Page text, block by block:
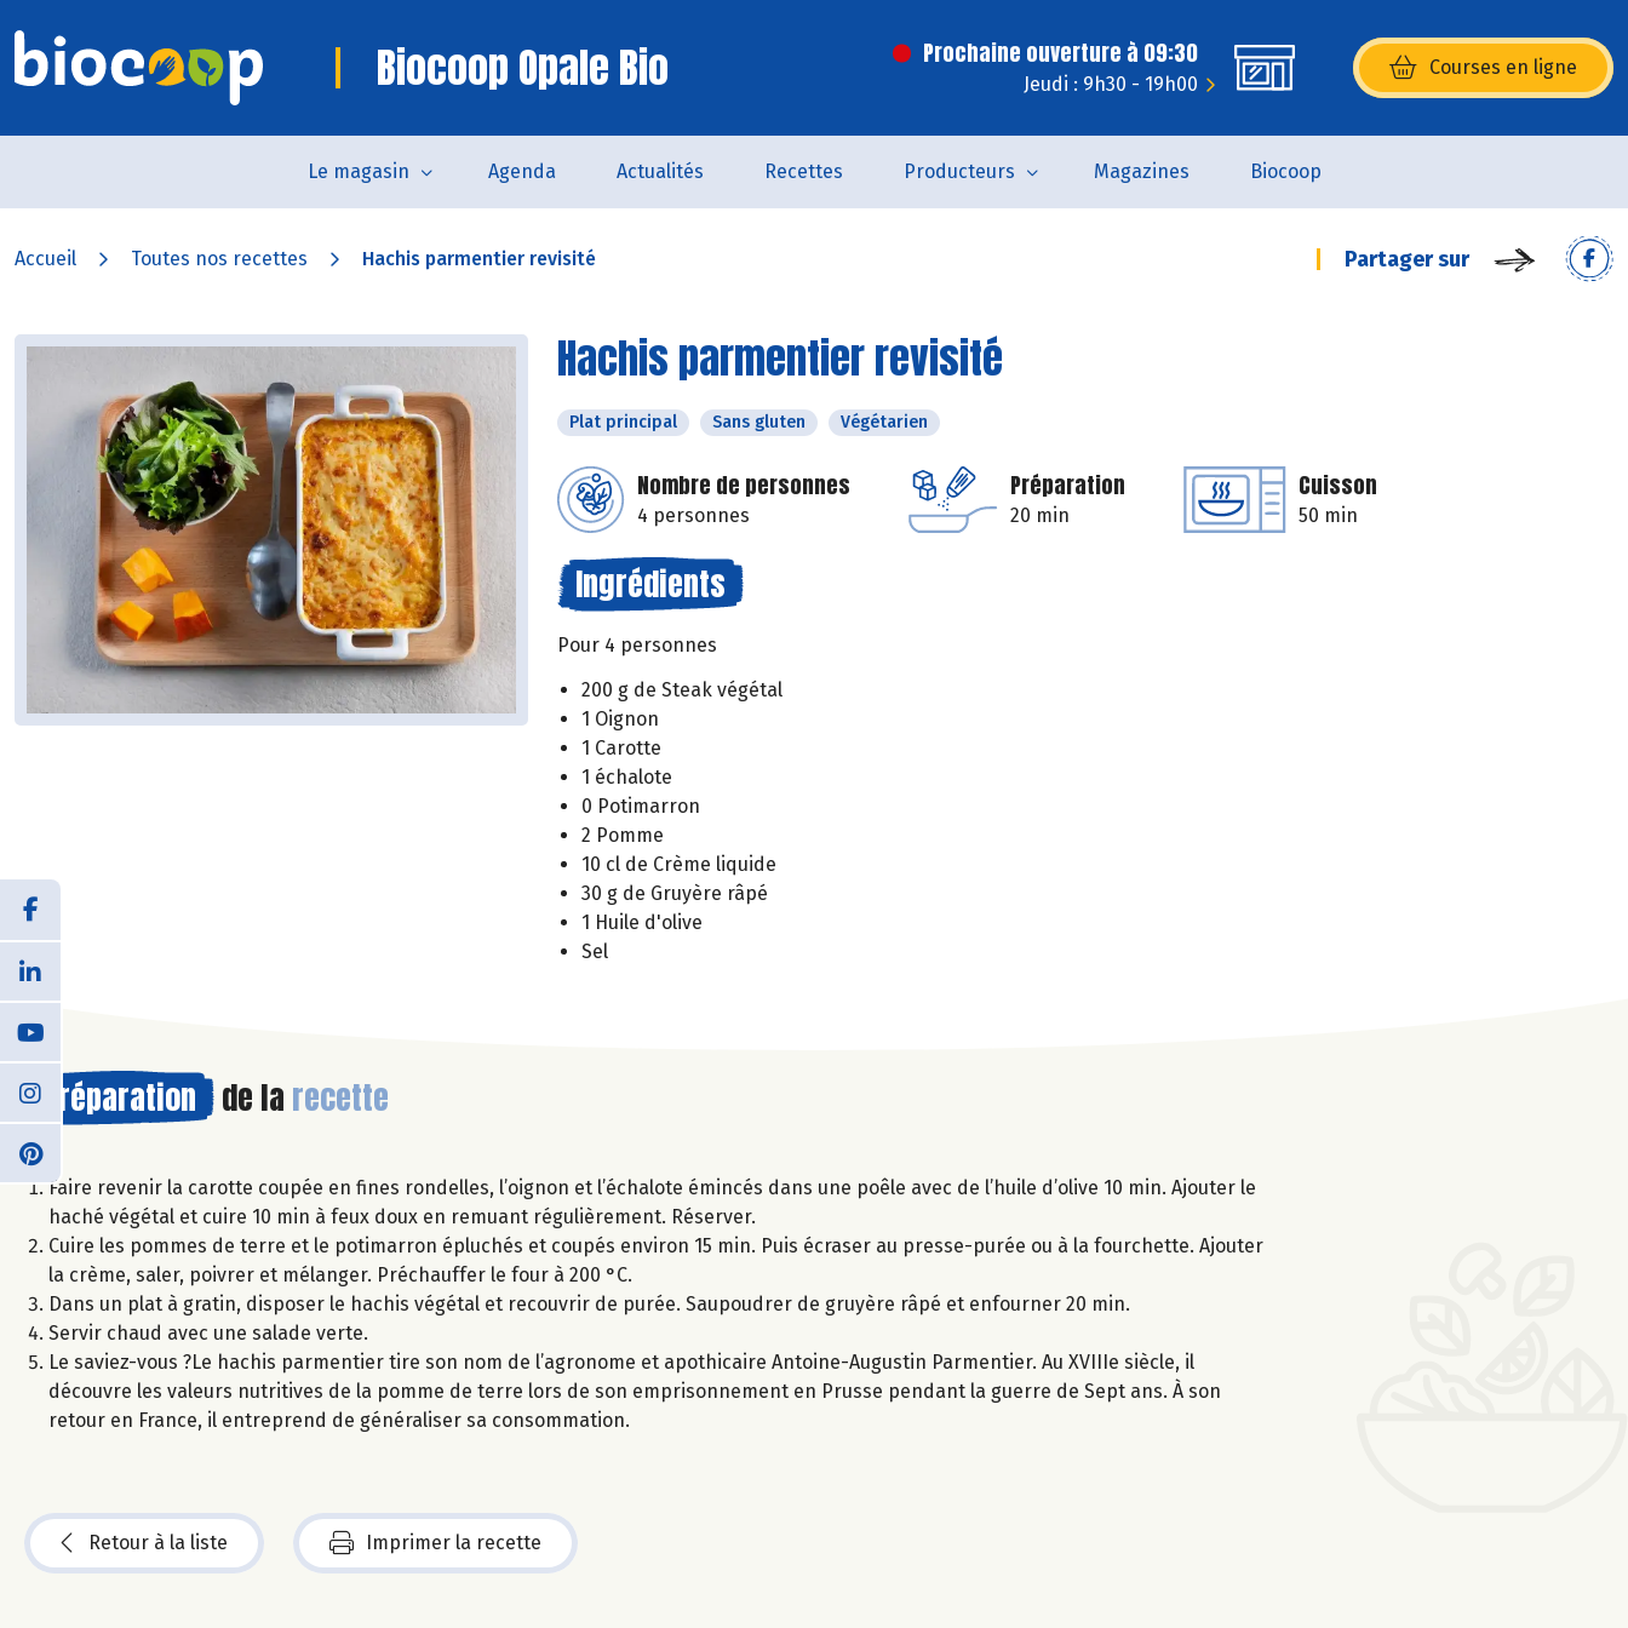
Biocoop Opale Bio Prochaine ouverture à 09:30
Jeudi : 9h30 - 19h00
Courses en ligne
(s’ouvre dans une nouvelle
Le magasin Agenda Actualités Recettes Producteurs Magazines Biocoop
Accueil Toutes nos recettes Hachis parmentier revisité Partager sur
Hachis parmentier revisité
Plat principal Sans gluten Végétarien
Nombre de personnes
4 personnes
Préparation
20 min
Cuisson
50 min
Ingrédients
Pour 4 personnes
200 g de Steak végétal
1 Oignon
1 Carotte
1 échalote
0 Potimarron
2 Pomme
10 cl de Crème liquide
30 g de Gruyère râpé
1 Huile d'olive
Sel
Préparation de la recette
Faire revenir la carotte coupée en fines rondelles, l’oignon et l’échalote émincés dans une poêle avec de l’huile d’olive 10 min. Ajouter le
haché végétal et cuire 10 min à feux doux en remuant régulièrement. Réserver.
Cuire les pommes de terre et le potimarron épluchés et coupés environ 15 min. Puis écraser au presse-purée ou à la fourchette. Ajouter
la crème, saler, poivrer et mélanger. Préchauffer le four à 200 °C.
Dans un plat à gratin, disposer le hachis végétal et recouvrir de purée. Saupoudrer de gruyère râpé et enfourner 20 min.
Servir chaud avec une salade verte.
Le saviez-vous ?Le hachis parmentier tire son nom de l’agronome et apothicaire Antoine-Augustin Parmentier. Au XVIIIe siècle, il
découvre les valeurs nutritives de la pomme de terre lors de son emprisonnement en Prusse pendant la guerre de Sept ans. À son
retour en France, il entreprend de généraliser sa consommation.
Retour à la liste Imprimer la recette